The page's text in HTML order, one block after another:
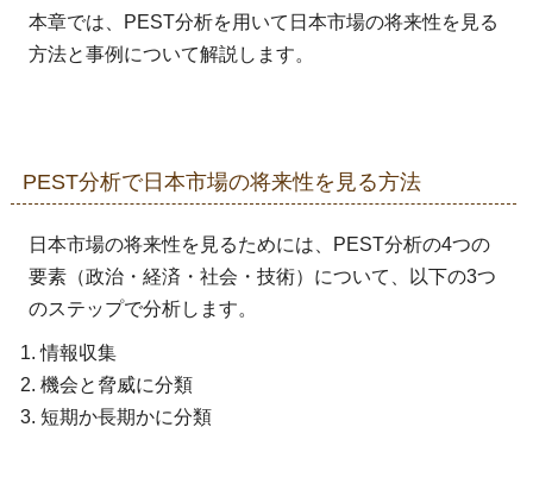
本章では、PEST分析を用いて日本市場の将来性を見る
方法と事例について解説します。
PEST分析で日本市場の将来性を見る方法
日本市場の将来性を見るためには、PEST分析の4つの
要素（政治・経済・社会・技術）について、以下の3つ
のステップで分析します。
情報収集
機会と脅威に分類
短期か長期かに分類